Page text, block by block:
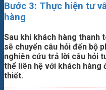
Bước 3: Thực hiện tư
hàng
Sau khi khách hàng thanh
sẽ chuyển câu hỏi đến bộ
nghiên cứu trả lời câu hỏi
thể liên hệ với khách hàng
thiết.